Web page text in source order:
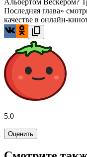
Альбертом Вескером?
Последняя глава»
качестве в онлайн-
5.0
Оценить